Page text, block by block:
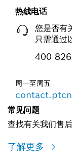
热线电话
您是否有
只需通过
400
周一至周五
常见问题
查找有关我们售
了解更多